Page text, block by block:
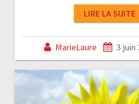
LIRE LA SUITE
MarieLaure 3 juin